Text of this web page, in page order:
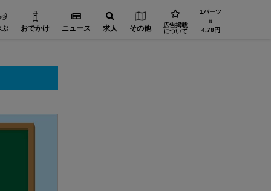
おでかけ ニュース 求人 その他
広告掲載
について
1バーツ
⇅
4.78円